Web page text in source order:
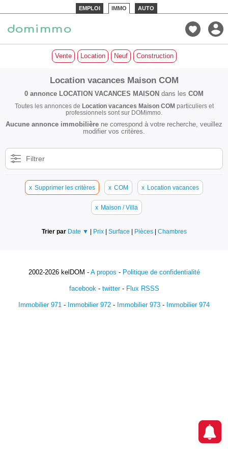
EMPLOI IMMO AUTO
Vente Location Neuf Construction
Location vacances Maison COM
0 annonce LOCATION VACANCES MAISON dans les COM
Toutes les annonces de Location vacances Maison COMparticuliers et
professionnels sont sur DOMimmo.
Aucune annonce immobilière ne correspond à votre recherche, veuillez
modifier vos critères.
Filtrer
x Supprimer les critères x COM x Location vacances
x Maison / Villa
Trier par Date ▼ | Prix | Surface | Pièces | Chambres
2002-2026 kelDOM - A propos - Politique de confidentialité
facebook- twitter- Flux RSSS
Immobilier 971 - Immobilier 972 - Immobilier 973 - Immobilier 974